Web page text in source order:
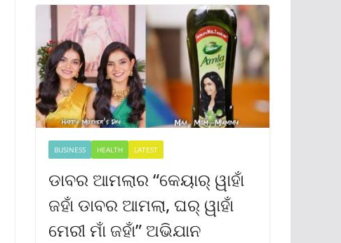
BUSINESS HEALTH LATEST
ଡାବର ଆମଲାର “କେୟାର୍ ୱାହାଁ
ଜହାଁ ଡାବର ଆମଲା, ଘର୍ ୱାହାଁ
ମେରୀ ମାଁ ଜହାଁ” ଅଭିଯାନ